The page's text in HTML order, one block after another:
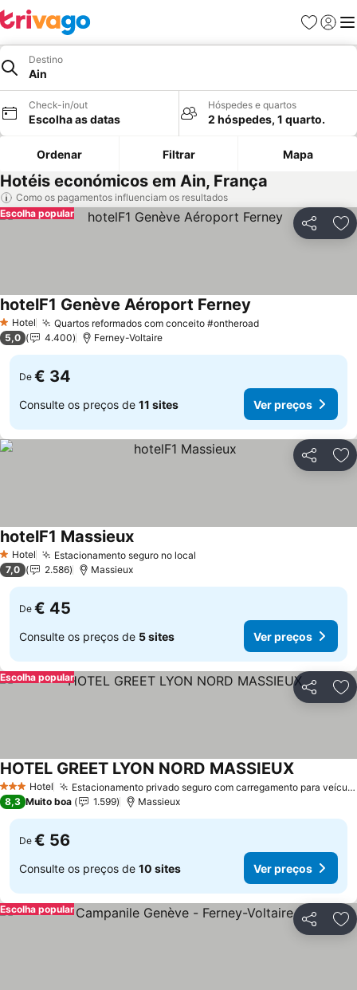
Favoritos
Iniciar
Destino
Ain
Check-in/out
Escolha as datas
Hóspedes e quartos
2 hóspedes, 1 quarto.
Ordenar Filtrar Mapa
Hotéis económicos em Ain, França
Como os pagamentos influenciam os resultados
Partilhar
Escolha popular
1 Estrelas
Hotel Quartos reformados com conceito #ontheroad
hotelF1 Genève Aéroport Ferney
5,0 4.400 Ferney-Voltaire
De € 34
Consulte os preços de 11 sites Ver preços
Partilhar
1 Estrelas
Hotel Estacionamento seguro no local
hotelF1 Massieux
7,0 2.586 Massieux
De € 45
Consulte os preços de 5 sites Ver preços
Partilhar
Escolha popular
3 EstrelasHotel Estacionamento privado seguro com carregamento para veículos elétricos
HOTEL GREET LYON NORD MASSIEUX
8,3 Muito boa 1.599 Massieux
De € 56
Consulte os preços de 10 sites Ver preços
Partilhar
Escolha popular